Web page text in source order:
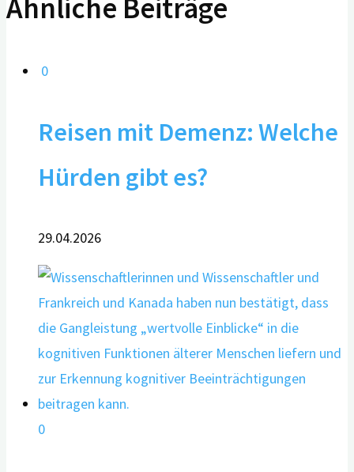
Ähnliche Beiträge
0
Reisen mit Demenz: Welche
Hürden gibt es?
29.04.2026
0